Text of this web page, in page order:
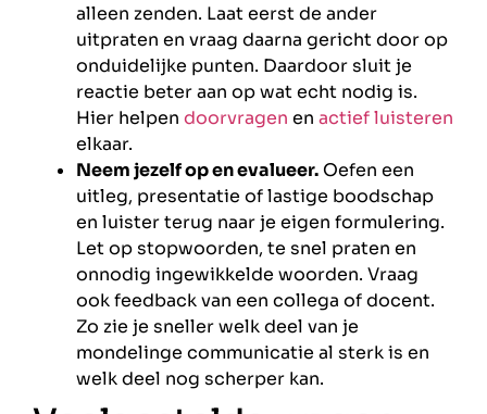
alleen zenden. Laat eerst de ander
uitpraten en vraag daarna gericht door op
onduidelijke punten. Daardoor sluit je
reactie beter aan op wat echt nodig is.
Hier helpen doorvragen en actief luisteren
elkaar.
Neem jezelf op en evalueer. Oefen een
uitleg, presentatie of lastige boodschap
en luister terug naar je eigen formulering.
Let op stopwoorden, te snel praten en
onnodig ingewikkelde woorden. Vraag
ook feedback van een collega of docent.
Zo zie je sneller welk deel van je
mondelinge communicatie al sterk is en
welk deel nog scherper kan.